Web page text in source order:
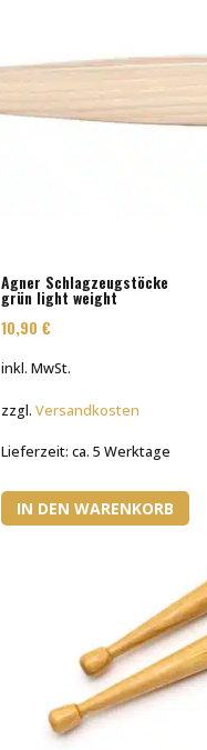
Agner Schlagzeugstöcke
grün light weight
10,90€
inkl. MwSt.
zzgl.Versandkosten
Lieferzeit:ca. 5 Werktage
IN DEN WARENKORB